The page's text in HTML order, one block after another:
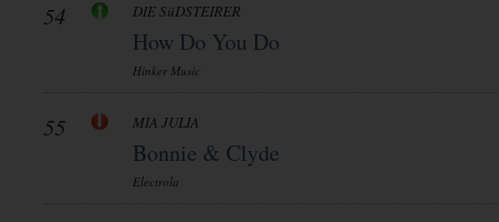
54 DIE SüDSTEIRER
How Do You Do
Hinker Music
55 MIA JULIA
Bonnie & Clyde
Electrola